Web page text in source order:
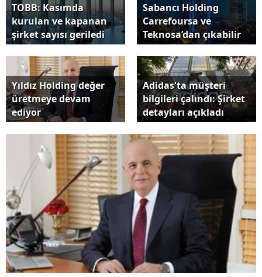
TOBB: Kasımda
kurulan ve kapanan
şirket sayısı geriledi
Sabancı Holding
Carrefoursa ve
Teknosa’dan çıkabilir
Yıldız Holding değer
üretmeye devam
ediyor
Adidas'ta müşteri
bilgileri çalındı: Şirket
detayları açıkladı